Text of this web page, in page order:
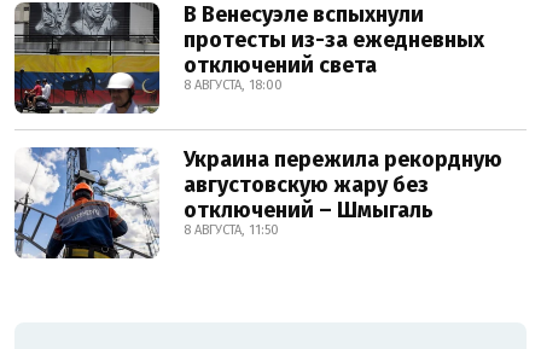
В Венесуэле вспыхнули
протесты из-за ежедневных
отключений света
8 АВГУСТА, 18:00
Украина пережила рекордную
августовскую жару без
отключений – Шмыгаль
8 АВГУСТА, 11:50